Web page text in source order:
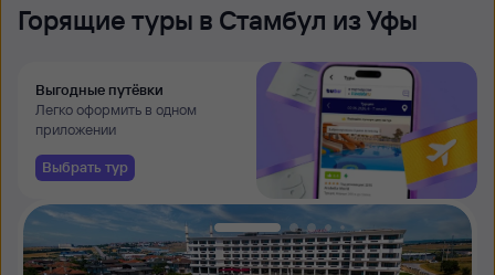
Горящие туры в Стамбул из Уфы
Выгодные путёвки
Легко оформить в одном
приложении
Выбрать тур